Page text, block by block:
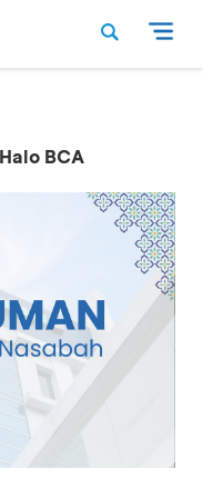
BCA